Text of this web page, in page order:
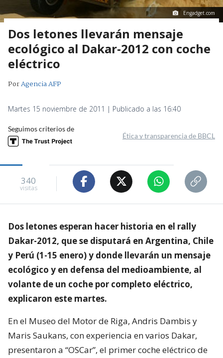
Engadget.com
Dos letones llevarán mensaje
ecológico al Dakar-2012 con coche
eléctrico
PorAgencia AFP
Martes 15 noviembre de 2011 | Publicado a las 16:40
Seguimos criterios de
Ética y transparencia de BBCL
340
visitas
Dos letones esperan hacer historia en el rally
Dakar-2012, que se disputará en Argentina, Chile
y Perú (1-15 enero) y donde llevarán un mensaje
ecológico y en defensa del medioambiente, al
volante de un coche por completo eléctrico,
explicaron este martes.
En el Museo del Motor de Riga, Andris Dambis y
Maris Saukans, con experiencia en varios Dakar,
presentaron a “OSCar”, el primer coche eléctrico de